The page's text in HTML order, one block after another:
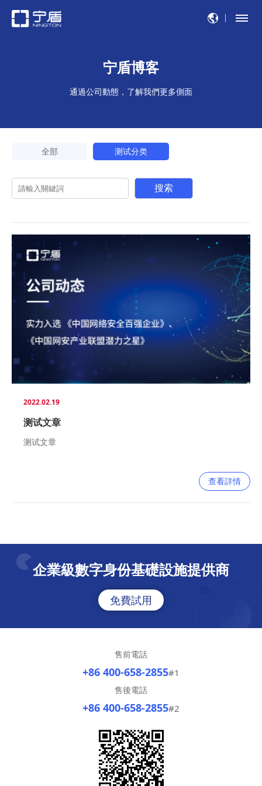
宁盾博客
通過公司動態，了解我們更多側面
全部 测试分类
2022.02.19
测试文章
测试文章
查看詳情
企業級數字身份基礎設施提供商
免費試用
售前電話
+86 400-658-2855#1
售後電話
+86 400-658-2855#2